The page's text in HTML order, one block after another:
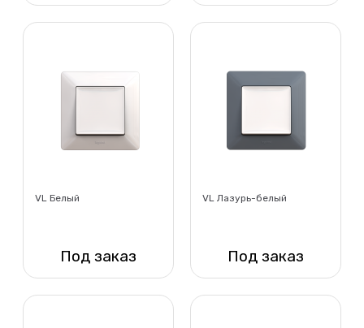
Нет в наличии
Нет в наличии
VL Белый
Под заказ
Нет в наличии
VL Лазурь-белый
Под заказ
Нет в наличии